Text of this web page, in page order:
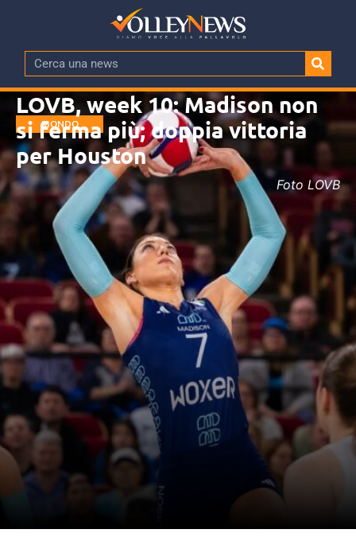
MONDO
LOVB, week 10: Madison non
si ferma più; doppia vittoria
per Houston
Foto LOVB